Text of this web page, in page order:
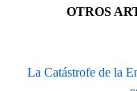
OTROS
La Catástrofe de la